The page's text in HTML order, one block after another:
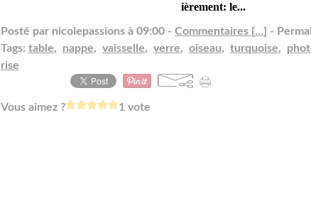
ièrement: le...
Posté par nicolepassions à 09:00 - Commentaires […] -
Tags: table, nappe, vaisselle, verre, oiseau, turquoise,
rise
Vous aimez ? 1 vote